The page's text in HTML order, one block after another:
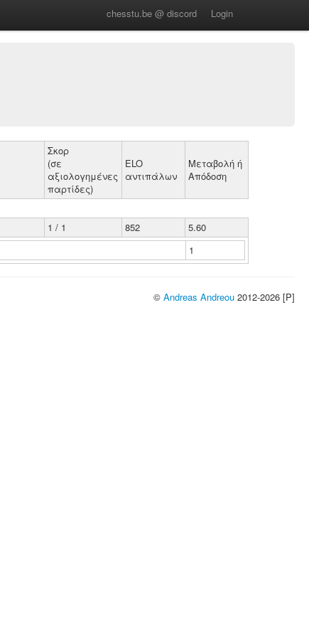
chesstu.be @ discord Login
Σκορ
(σε
αξιολογημένες
παρτίδες)
ELO
αντιπάλων
Μεταβολή ή
Απόδοση
1 / 1 852
5.60
1
© Andreas Andreou 2012-2026 [P]